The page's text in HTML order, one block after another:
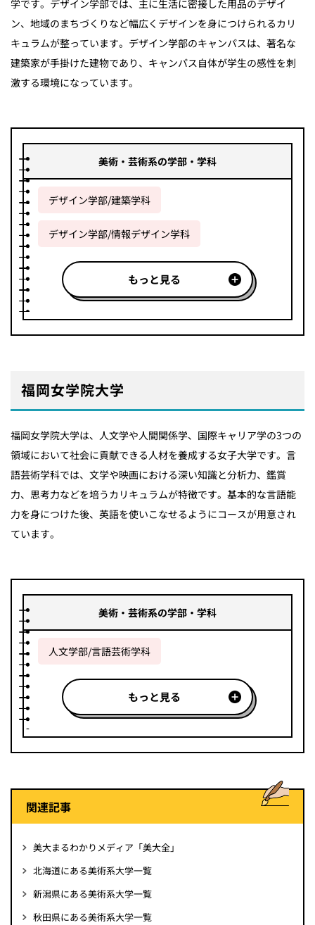
学です。デザイン学部では、主に生活に密接した用品のデザイ
ン、地域のまちづくりなど幅広くデザインを身につけられるカリ
キュラムが整っています。デザイン学部のキャンパスは、著名な
建築家が手掛けた建物であり、キャンパス自体が学生の感性を刺
激する環境になっています。
美術・芸術系の学部・学科
デザイン学部/建築学科
デザイン学部/情報デザイン学科
もっと見る
福岡女学院大学
福岡女学院大学は、人文学や人間関係学、国際キャリア学の3つの
領域において社会に貢献できる人材を養成する女子大学です。言
語芸術学科では、文学や映画における深い知識と分析力、鑑賞
力、思考力などを培うカリキュラムが特徴です。基本的な言語能
力を身につけた後、英語を使いこなせるようにコースが用意され
ています。
美術・芸術系の学部・学科
人文学部/言語芸術学科
もっと見る
関連記事
美大まるわかりメディア「美大全」
北海道にある美術系大学一覧
新潟県にある美術系大学一覧
秋田県にある美術系大学一覧